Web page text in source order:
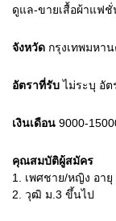
ดูแล-ขายเสื้อผ้าแฟชั่
จังหวัด กรุงเทพมหา
อัตราที่รับไม่ระบุ อัต
เงินเดือน 9000-
คุณสมบัติผู้สมัคร
1.
เพศชาย/หญิง อา
2. วุฒิ ม.3 ขึ้นไป